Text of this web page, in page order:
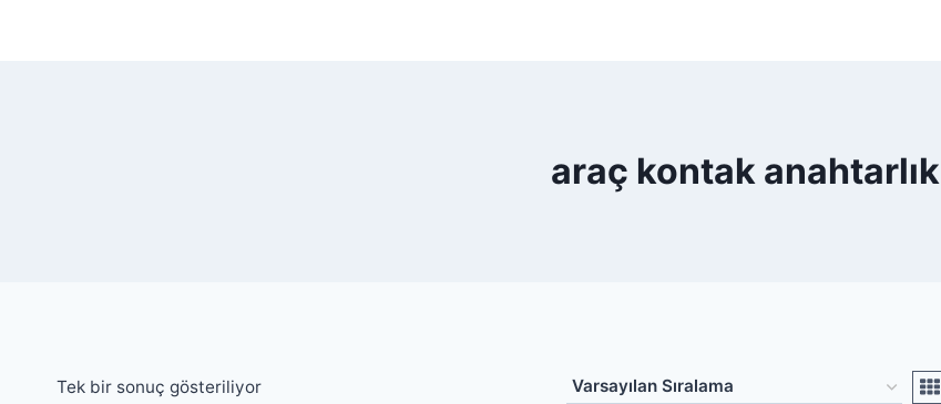
araç kontak anahtarlık
Tek bir sonuç gösteriliyor